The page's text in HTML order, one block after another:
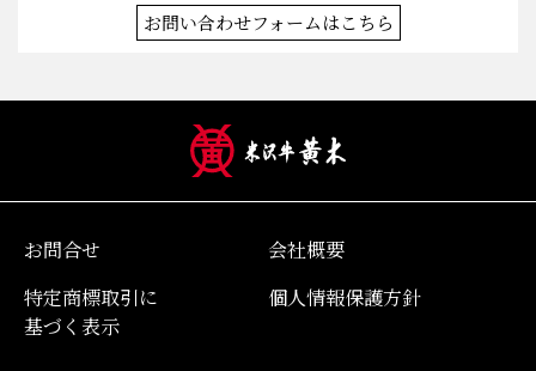
お問い合わせフォームはこちら
お問合せ
会社概要
特定商標取引に
基づく表示
個人情報保護方針